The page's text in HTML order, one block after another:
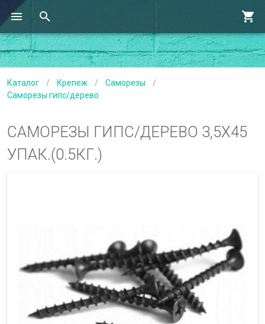
Каталог / Крепеж / Саморезы
/
Саморезы гипс/дерево
САМОРЕЗЫ ГИПС/ДЕРЕВО 3,5Х45
УПАК.(0.5КГ.)